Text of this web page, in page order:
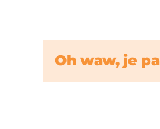
Oh waw, je